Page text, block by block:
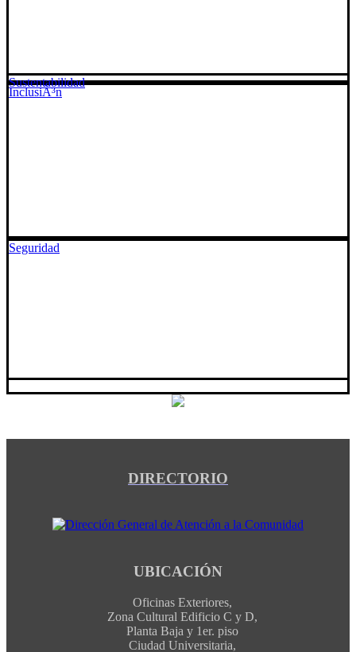
InclusiÃ³n
Seguridad
Sustentabilidad
DIRECTORIO
UBICACIÓN
Oficinas Exteriores,
Zona Cultural Edificio C y D,
Planta Baja y 1er. piso
Ciudad Universitaria,